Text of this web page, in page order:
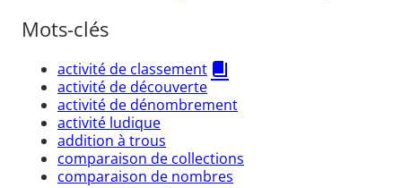
Mots-clés
activité de classement
activité de découverte
activité de dénombrement
activité ludique
addition à trous
comparaison de collections
comparaison de nombres